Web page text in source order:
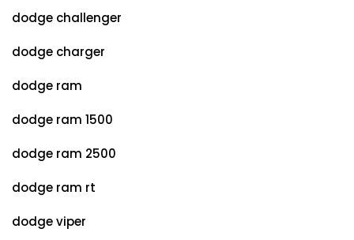
dodge challenger
dodge charger
dodge ram
dodge ram 1500
dodge ram 2500
dodge ram rt
dodge viper